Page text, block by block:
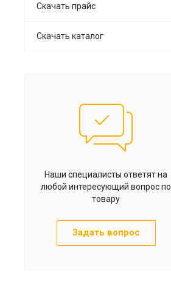
Скачать прайс
Скачать каталог
Наши специалисты ответят на
любой интересующий вопрос по
товару
Задать вопрос